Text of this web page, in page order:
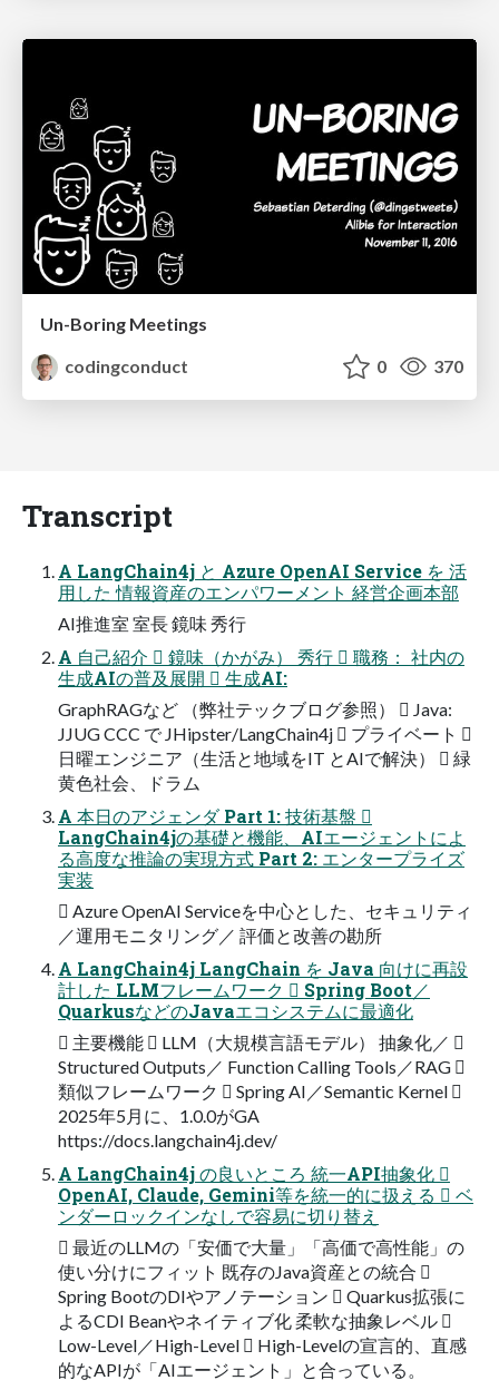
Un-Boring Meetings
codingconduct
0 370
Transcript
A LangChain4j と Azure OpenAI Service を 活
用した 情報資産のエンパワーメント 経営企画本部
AI推進室 室長 鏡味 秀行
A 自己紹介  鏡味（かがみ） 秀行  職務： 社内の
生成AIの普及展開  生成AI:
GraphRAGなど （弊社テックブログ参照）  Java:
JJUG CCC で JHipster/LangChain4j  プライベート 
日曜エンジニア（生活と地域をIT とAIで解決）  緑
黄色社会、ドラム
A 本日のアジェンダ Part 1: 技術基盤 
LangChain4jの基礎と機能、AIエージェントによ
る高度な推論の実現方式 Part 2: エンタープライズ
実装
 Azure OpenAI Serviceを中心とした、セキュリティ
／運用モニタリング／ 評価と改善の勘所
A LangChain4j LangChain を Java 向けに再設
計した LLMフレームワーク  Spring Boot／
QuarkusなどのJavaエコシステムに最適化
 主要機能  LLM（大規模言語モデル） 抽象化／ 
Structured Outputs／ Function Calling Tools／RAG 
類似フレームワーク  Spring AI／Semantic Kernel 
2025年5月に、1.0.0がGA
https://docs.langchain4j.dev/
A LangChain4j の良いところ 統一API抽象化 
OpenAI, Claude, Gemini等を統一的に扱える  ベ
ンダーロックインなしで容易に切り替え
 最近のLLMの「安価で大量」「高価で高性能」の
使い分けにフィット 既存のJava資産との統合 
Spring BootのDIやアノテーション  Quarkus拡張に
よるCDI Beanやネイティブ化 柔軟な抽象レベル 
Low-Level／High-Level  High-Levelの宣言的、直感
的なAPIが「AIエージェント」と合っている。